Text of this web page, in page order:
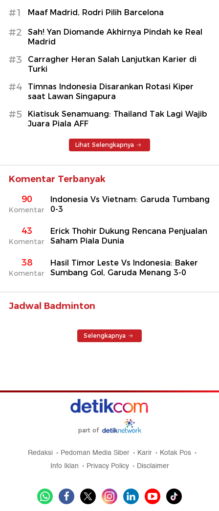
#1 Maaf Madrid, Rodri Pilih Barcelona
#2
Sah! Yan Diomande Akhirnya Pindah ke Real
Madrid
#3
Carragher Heran Salah Lanjutkan Karier di
Turki
#4
Timnas Indonesia Disarankan Rotasi Kiper
saat Lawan Singapura
#5
Kiatisuk Senamuang: Thailand Tak Lagi Wajib
Juara Piala AFF
Lihat Selengkapnya
Komentar Terbanyak
90
Komentar
Indonesia Vs Vietnam: Garuda Tumbang
0-3
43
Komentar
Erick Thohir Dukung Rencana Penjualan
Saham Piala Dunia
38
Komentar
Hasil Timor Leste Vs Indonesia: Baker
Sumbang Gol, Garuda Menang 3-0
Jadwal Badminton
Selengkapnya
part of
Redaksi Pedoman Media Siber Karir
Kotak Pos
Info Iklan
Privacy Policy Disclaimer